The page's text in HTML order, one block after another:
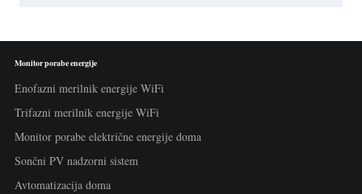
Monitor porabe energije
Enofazni merilnik energije WiFi
Trifazni merilnik energije WiFi
Monitor porabe električne energije doma
Sončni PV nadzorni sistem
Avtomatizacija doma